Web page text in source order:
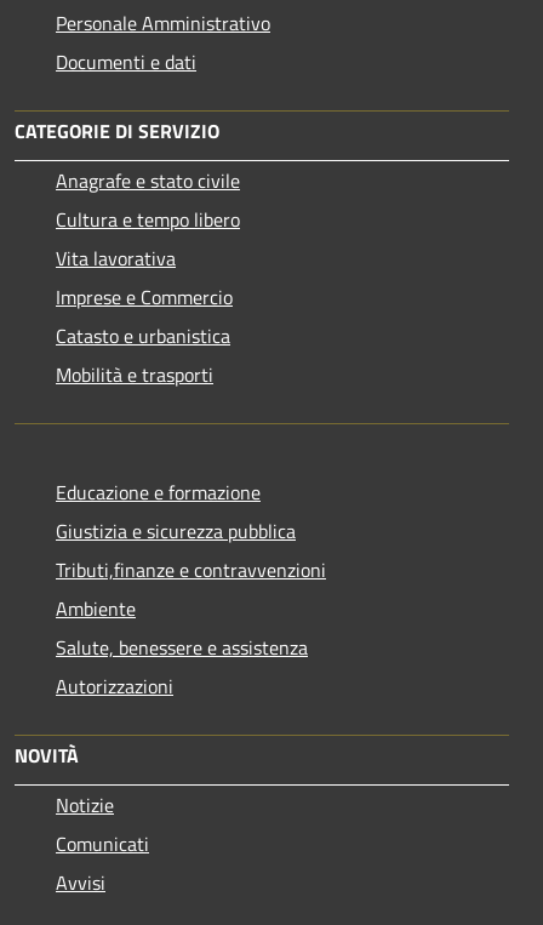
Personale Amministrativo
Documenti e dati
CATEGORIE DI SERVIZIO
Anagrafe e stato civile
Cultura e tempo libero
Vita lavorativa
Imprese e Commercio
Catasto e urbanistica
Mobilità e trasporti
Educazione e formazione
Giustizia e sicurezza pubblica
Tributi,finanze e contravvenzioni
Ambiente
Salute, benessere e assistenza
Autorizzazioni
NOVITÀ
Notizie
Comunicati
Avvisi